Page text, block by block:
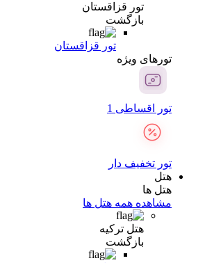
تور قزاقستان
بازگشت
تور قزاقستان
تور‌های ویژه
تور اقساطی 1
تور تخفیف دار
هتل
هتل ها
مشاهده همه هتل ها
هتل ترکیه
بازگشت